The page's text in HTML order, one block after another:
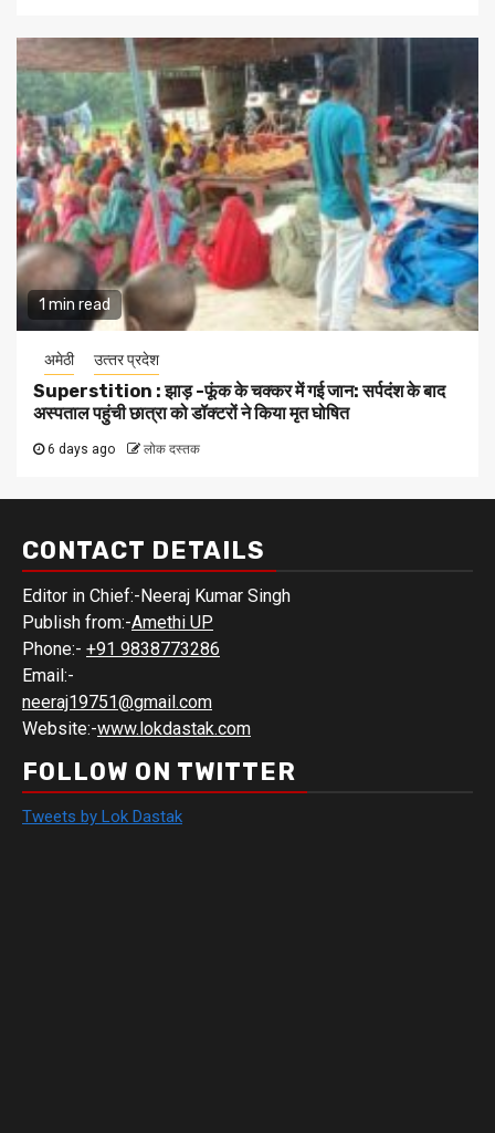
1 min read
अमेठी उत्‍तर प्रदेश
Superstition : झाड़ -फूंक के चक्कर में गई जान: सर्पदंश के बाद
अस्पताल पहुंची छात्रा को डॉक्टरों ने किया मृत घोषित
6 days ago लोक दस्तक
CONTACT DETAILS
Editor in Chief:-Neeraj Kumar Singh
Publish from:-Amethi UP
Phone:- +91 9838773286
Email:-
neeraj19751@gmail.com
Website:-www.lokdastak.com
FOLLOW ON TWITTER
Tweets by Lok Dastak